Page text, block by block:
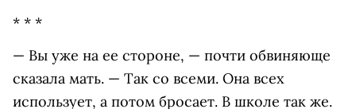
* * *
— Вы уже на ее стороне, — почти обвиняюще
сказала мать. — Так со всеми. Она всех
использует, а потом бросает. В школе так же.